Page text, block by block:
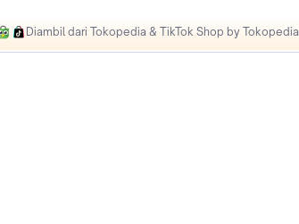
Diambil dari Tokopedia & TikTok Shop by Tokopedia